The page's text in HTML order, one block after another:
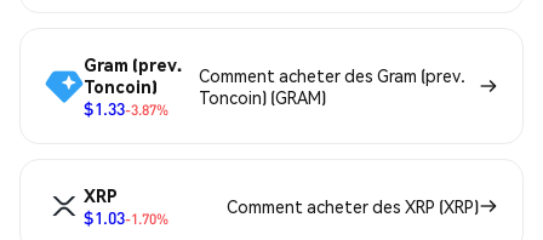
Gram (prev.
Toncoin)
$1.33-3.87%
Comment acheter des Gram (prev.
Toncoin) (GRAM)
XRP
$1.03-1.70%
Comment acheter des XRP (XRP)